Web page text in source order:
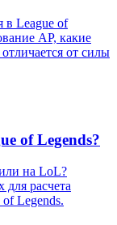
в League of
AP, какие
от силы
of Legends?
на LoL?
расчета
Legends.